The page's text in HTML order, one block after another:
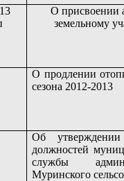
О присвоении
земельному
О продлении
сезона 2012-2013
Об утверждении
должностей
службы
Муринского